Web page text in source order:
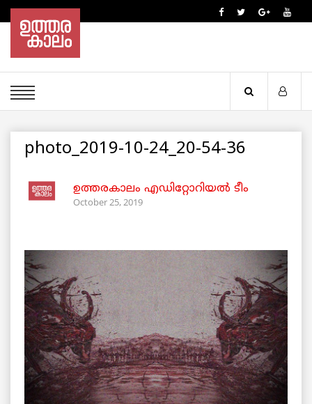
photo_2019-10-24_20-54-36
ഉത്തരകാലം എഡിറ്റോറിയല്‍ ടീം
October 25, 2019